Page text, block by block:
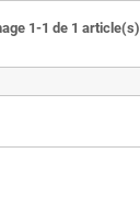
1-1 de 1 article(s)